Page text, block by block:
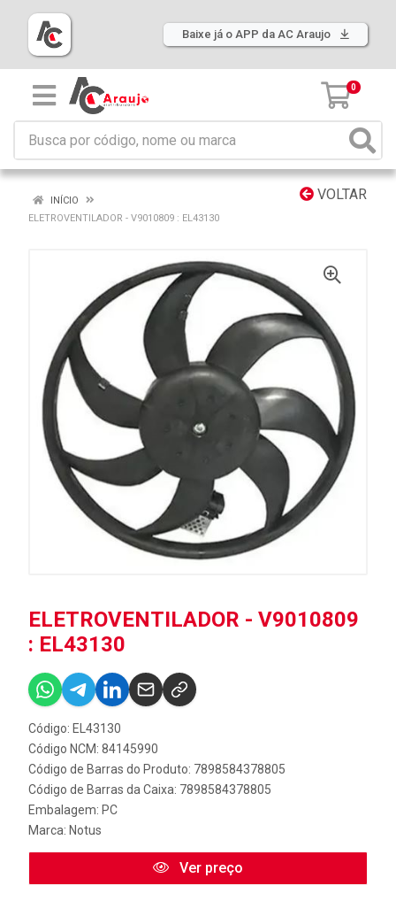
Baixe já o APP da AC Araujo
0
VOLTAR
INÍCIO
ELETROVENTILADOR - V9010809 : EL43130
ELETROVENTILADOR - V9010809
: EL43130
Código: EL43130
Código NCM: 84145990
Código de Barras do Produto: 7898584378805
Código de Barras da Caixa: 7898584378805
Embalagem: PC
Marca: Notus
Ver preço